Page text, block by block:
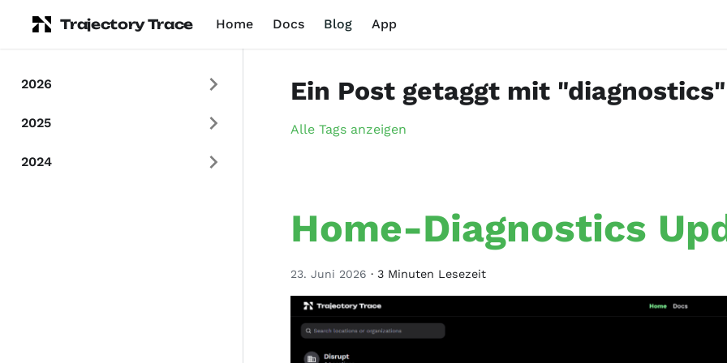
Trajectory Trace Home Docs Blog App
2026
2025
2024
Ein Post getaggt mit "diagnostics"
Alle Tags anzeigen
Home-Diagnostics
23. Juni 2026 · 3 Minuten Lesezeit